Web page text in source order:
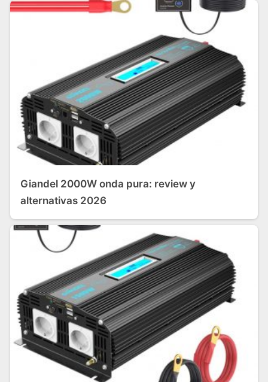
Giandel 2000W onda pura: review y
alternativas 2026